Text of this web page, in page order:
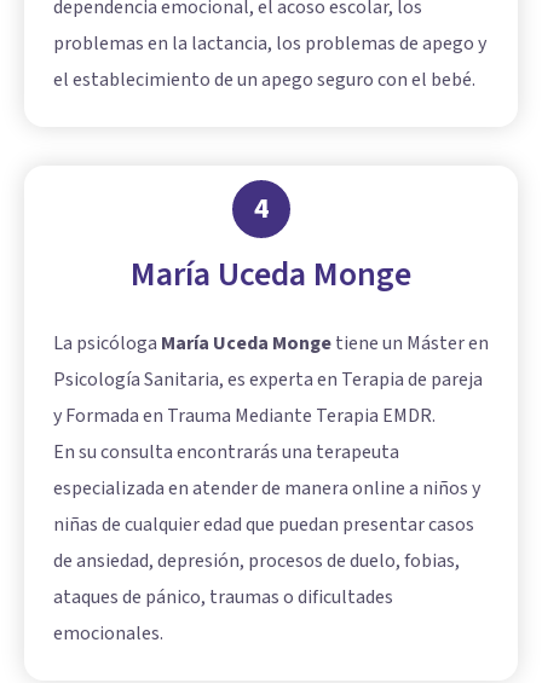
dependencia emocional, el acoso escolar, los
problemas en la lactancia, los problemas de apego y
el establecimiento de un apego seguro con el bebé.
4
María Uceda Monge
La psicóloga María Uceda Mongetiene un Máster en
Psicología Sanitaria, es experta en Terapia de pareja
y Formada en Trauma Mediante Terapia EMDR.
En su consulta encontrarás una terapeuta
especializada en atender de manera online a niños y
niñas de cualquier edad que puedan presentar casos
de ansiedad, depresión, procesos de duelo, fobias,
ataques de pánico, traumas o dificultades
emocionales.